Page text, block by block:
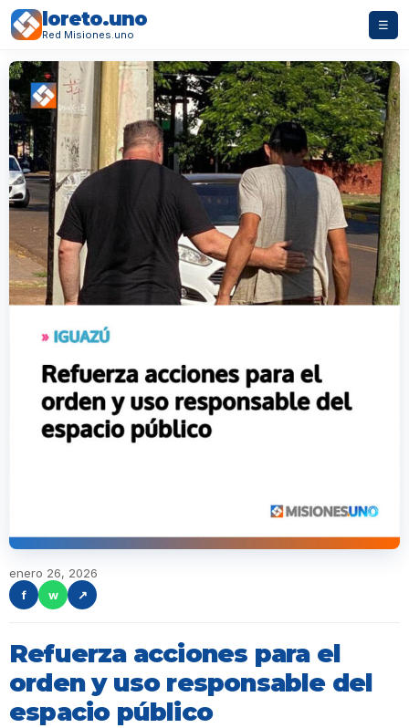
loreto.uno
Red Misiones.uno
☰
enero 26, 2026
f
w ↗
Refuerza acciones para el
orden y uso responsable del
espacio público